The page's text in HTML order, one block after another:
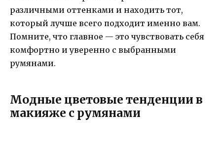
различными оттенками и находить тот,
который лучше всего подходит именно вам.
Помните, что главное — это чувствовать себя
комфортно и уверенно с выбранными
румянами.
Модные цветовые тенденции в
макияже с румянами